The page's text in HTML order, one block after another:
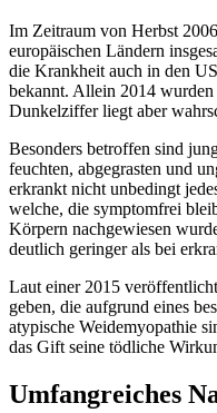
Im Zeitraum von Herbst
europäischen Ländern
die Krankheit auch in den
bekannt. Allein 2014
Dunkelziffer liegt aber
Besonders betroffen sind
feuchten, abgegrasten und
erkrankt nicht unbedingt
welche, die symptomfrei
Körpern nachgewiesen
deutlich geringer als bei
Laut einer 2015
geben, die aufgrund eines
atypische Weidemyopathie
das Gift seine tödliche
Umfangreiches